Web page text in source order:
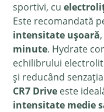
sportivi, cu
Este recomandată
intensitate ușoară
minute. Hydrate
echilibrului
și reducând
CR7 Drive este
intensitate medie